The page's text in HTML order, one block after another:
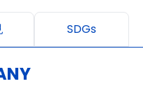
SDGs